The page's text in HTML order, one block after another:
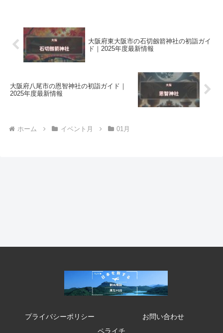
大阪府東大阪市の石切劔箭神社の初詣ガイ
ド｜2025年度最新情報
大阪府八尾市の恩智神社の初詣ガイド｜
2025年度最新情報
ホーム イベント月 01月
プライバシーポリシー
お問い合わせ
ペライチ